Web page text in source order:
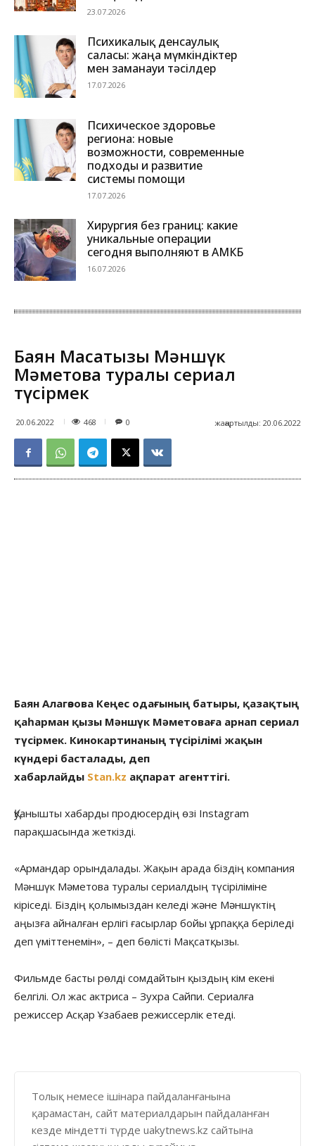
23.07.2026
Психикалық денсаулық
саласы: жаңа мүмкіндіктер
мен заманауи тәсілдер
17.07.2026
Психическое здоровье
региона: новые
возможности, современные
подходы и развитие
системы помощи
17.07.2026
Хирургия без границ: какие
уникальные операции
сегодня выполняют в АМКБ
16.07.2026